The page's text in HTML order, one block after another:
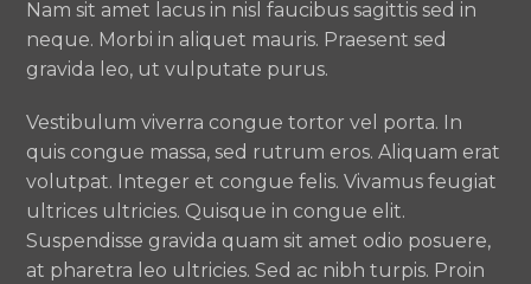
Nam sit amet lacus in nisl faucibus sagittis sed in
neque. Morbi in aliquet mauris. Praesent sed
gravida leo, ut vulputate purus.
Vestibulum viverra congue tortor vel porta. In
quis congue massa, sed rutrum eros. Aliquam erat
volutpat. Integer et congue felis. Vivamus feugiat
ultrices ultricies. Quisque in congue elit.
Suspendisse gravida quam sit amet odio posuere,
at pharetra leo ultricies. Sed ac nibh turpis. Proin